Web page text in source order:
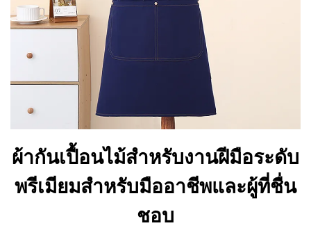
ผ้ากันเปื้อนไม้สำหรับงานฝีมือระดับ
พรีเมียมสำหรับมืออาชีพและผู้ที่ชื่น
ชอบ